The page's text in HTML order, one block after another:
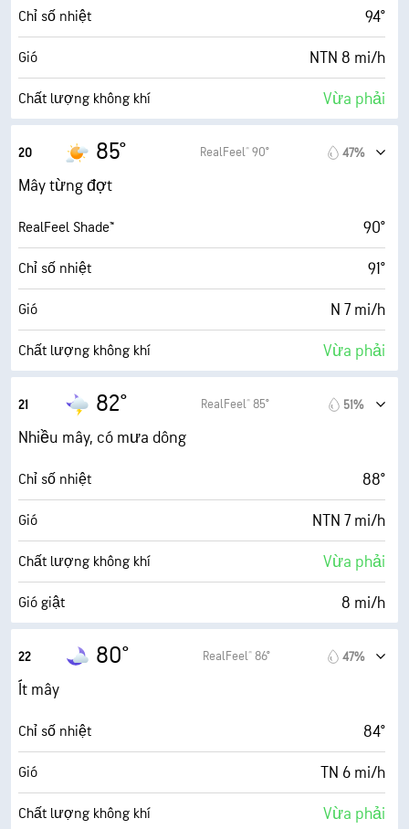
Điểm sương 74° F
AccuLumen Brightness Index™ 8 (Sáng)
Mật độ mây 45%
Tầm nhìn
Chỉ số nhiệt 94°
Gió NTN 8 mi/h
Chất lượng không khí Vừa phải
Chỉ số UV tối đa
Gió giật
Độ ẩm 62%
Điểm sương 72° F
AccuLumen Brightness Index™ 5 (Trung bình)
Mật độ mây 45%
Trần mây
20 85° RealFeel® 90° 47%
Mây từng đợt
RealFeel Shade™ 90°
Chỉ số nhiệt 91°
Gió N 7 mi/h
Chất lượng không khí Vừa phải
Chỉ số UV tối đa
Gió giật
Độ ẩm 66%
Điểm sương 72° F
AccuLumen Brightness Index™ 0 (Tối)
Mật độ mây 65%
Trần mây
21 82° RealFeel® 85° 51%
Nhiều mây, có mưa dông
Chỉ số nhiệt 88°
Gió NTN 7 mi/h
Chất lượng không khí Vừa phải
Gió giật 8 mi/h
Điểm sương
AccuLumen Brightness Index™ 0 (Tối)
Mật độ mây 53%
Mưa 0.04 inch
22 80° RealFeel® 86° 47%
Ít mây
Chỉ số nhiệt 84°
Gió TN 6 mi/h
Chất lượng không khí Vừa phải